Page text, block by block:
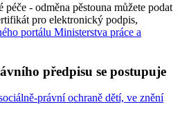
péče - odměna pěstouna můžete podat
pro elektronický podpis,
portálu Ministerstva práce a
předpisu se postupuje
právní ochraně dětí, ve znění